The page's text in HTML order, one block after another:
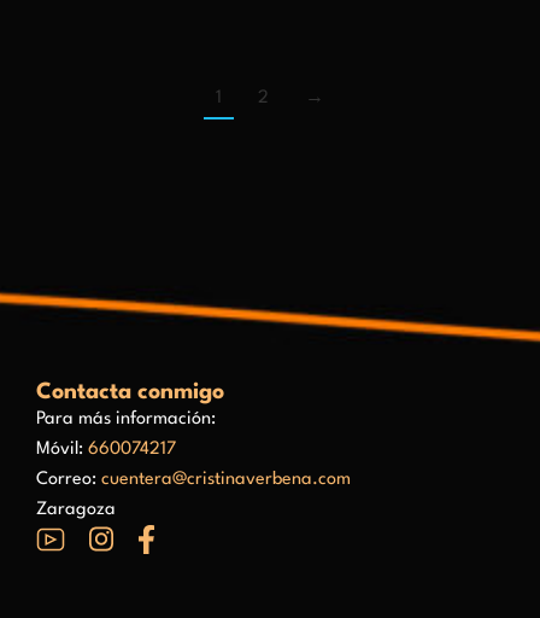
1 2 →
Contacta conmigo
Para más información:
Móvil: 660074217
Correo: cuentera@cristinaverbena.com
Zaragoza